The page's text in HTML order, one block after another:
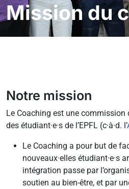
Mission du
Notre mission
Le Coaching est une commission
des étudiant·e·s de l’EPFL (c·à·d. l’
Le Coaching a pour but de
nouveaux·elles étudiant·e·s
intégration passe par
soutien au bien-être, et par